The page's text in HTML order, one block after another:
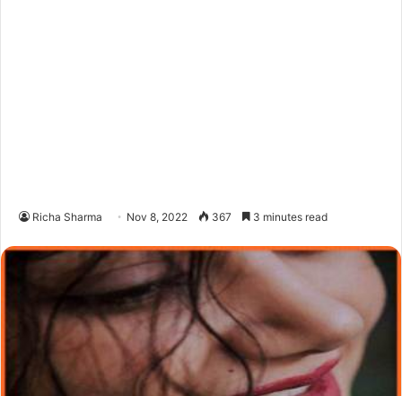
Richa Sharma Nov 8, 2022 367 3 minutes read